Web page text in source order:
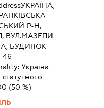
УКРАЇНА,
Р-Н,
ВУЛ.МАЗЕПИ
БУДИНОК
46
Україна
(50 %)